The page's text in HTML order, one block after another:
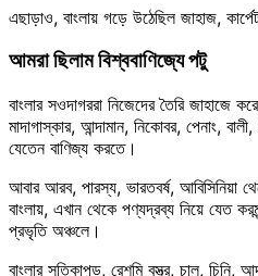
এছাড়াও, বাংলায় গড়ে উঠেছিল জাহাজ,
আমরা ছিলাম বিশ্ববাণিজ্যে পটু
বাংলার সওদাগররা নিজেদের তৈরি জাহাজে
মাদাগাস্কার, আন্দামান, নিকোবর, পেনাং,
যেতেন বাণিজ্য করতে।
আবার আরব, পারস্য, ভারতবর্ষ, আবিসিনিয়া
বাংলায়, এখান থেকে পণ্যদ্রব্য নিয়ে যেত
প্রভৃতি অঞ্চলে।
বাংলার সুতিকাপড়, রেশমি বস্ত্র, চাল, চিনি,